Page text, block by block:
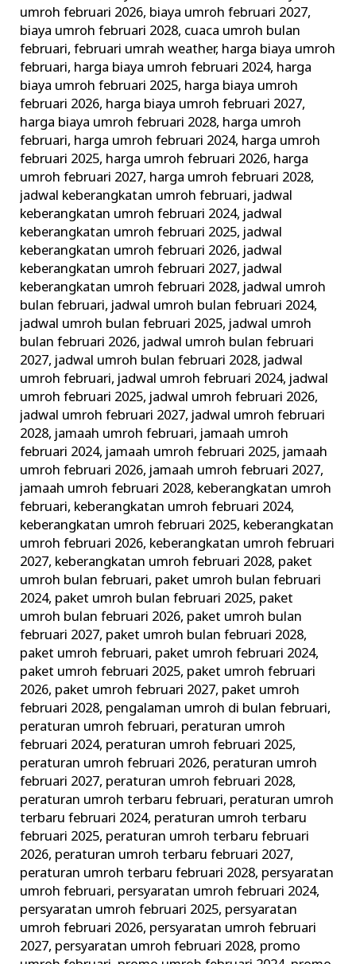
umroh februari 2026, biaya umroh februari 2027,
biaya umroh februari 2028, cuaca umroh bulan
februari,februari umrah weather, harga biaya umroh
februari, harga biaya umroh februari 2024, harga
biaya umroh februari 2025, harga biaya umroh
februari 2026, harga biaya umroh februari 2027,
harga biaya umroh februari 2028, harga umroh
februari, harga umroh februari 2024, harga umroh
februari 2025, harga umroh februari 2026, harga
umroh februari 2027, harga umroh februari 2028,
jadwal keberangkatan umroh februari, jadwal
keberangkatan umroh februari 2024, jadwal
keberangkatan umroh februari 2025, jadwal
keberangkatan umroh februari 2026, jadwal
keberangkatan umroh februari 2027, jadwal
keberangkatan umroh februari 2028, jadwal umroh
bulan februari, jadwal umroh bulan februari 2024,
jadwal umroh bulan februari 2025, jadwal umroh
bulan februari 2026, jadwal umroh bulan februari
2027, jadwal umroh bulan februari 2028, jadwal
umroh februari, jadwal umroh februari 2024, jadwal
umroh februari 2025, jadwal umroh februari 2026,
jadwal umroh februari 2027, jadwal umroh februari
2028, jamaah umroh februari, jamaah umroh
februari 2024, jamaah umroh februari 2025, jamaah
umroh februari 2026, jamaah umroh februari 2027,
jamaah umroh februari 2028, keberangkatan umroh
februari, keberangkatan umroh februari 2024,
keberangkatan umroh februari 2025, keberangkatan
umroh februari 2026, keberangkatan umroh februari
2027, keberangkatan umroh februari 2028, paket
umroh bulan februari, paket umroh bulan februari
2024, paket umroh bulan februari 2025, paket
umroh bulan februari 2026, paket umroh bulan
februari 2027, paket umroh bulan februari 2028,
paket umroh februari, paket umroh februari 2024,
paket umroh februari 2025, paket umroh februari
2026, paket umroh februari 2027, paket umroh
februari 2028, pengalaman umroh di bulan februari,
peraturan umroh februari, peraturan umroh
februari 2024, peraturan umroh februari 2025,
peraturan umroh februari 2026, peraturan umroh
februari 2027, peraturan umroh februari 2028,
peraturan umroh terbaru februari, peraturan umroh
terbaru februari 2024, peraturan umroh terbaru
februari 2025, peraturan umroh terbaru februari
2026, peraturan umroh terbaru februari 2027,
peraturan umroh terbaru februari 2028, persyaratan
umroh februari, persyaratan umroh februari 2024,
persyaratan umroh februari 2025, persyaratan
umroh februari 2026, persyaratan umroh februari
2027, persyaratan umroh februari 2028, promo